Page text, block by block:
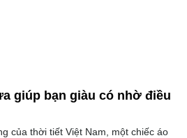
giúp bạn giàu có nhờ điều
của thời tiết Việt Nam, một chiếc áo